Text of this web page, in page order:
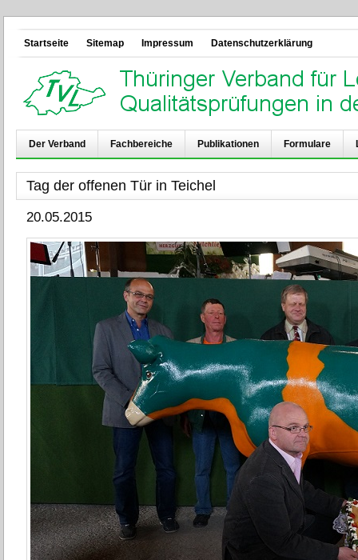
Startseite Sitemap Impressum Datenschutzerklärung
Der Verband Fachbereiche Publikationen Formulare
Tag der offenen Tür in Teichel
20.05.2015